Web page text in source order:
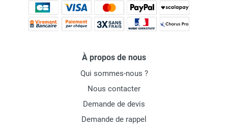
À propos de nous
Qui sommes-nous ?
Nous contacter
Demande de devis
Demande de rappel